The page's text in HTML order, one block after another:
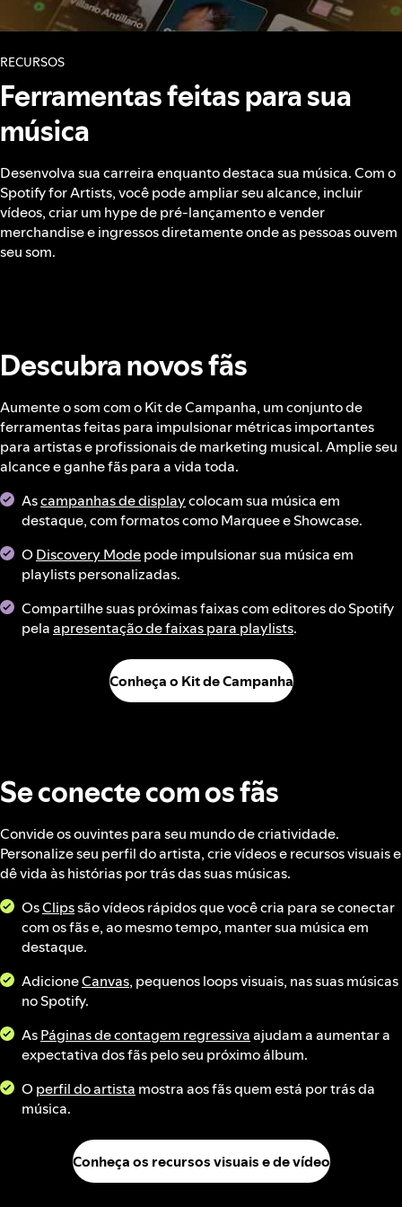
RECURSOS
Ferramentas feitas para sua
música
Desenvolva sua carreira enquanto destaca sua música. Com o
Spotify for Artists, você pode ampliar seu alcance, incluir
vídeos, criar um hype de pré‑lançamento e vender
merchandise e ingressos diretamente onde as pessoas ouvem
seu som.
Descubra novos fãs
Aumente o som com o Kit de Campanha, um conjunto de
ferramentas feitas para impulsionar métricas importantes
para artistas e profissionais de marketing musical. Amplie seu
alcance e ganhe fãs para a vida toda.
Ascampanhas de displaycolocam sua música em
destaque, com formatos como Marquee e Showcase.
ODiscovery Modepode impulsionar sua música em
playlists personalizadas.
Compartilhe suas próximas faixas com editores do Spotify
pelaapresentação de faixas para playlists.
Conheça o Kit de Campanha
Se conecte com os fãs
Convide os ouvintes para seu mundo de criatividade.
Personalize seu perfil do artista, crie vídeos e recursos visuais e
dê vida às histórias por trás das suas músicas.
OsClipssão vídeos rápidos que você cria para se conectar
com os fãs e, ao mesmo tempo, manter sua música em
destaque.
AdicioneCanvas, pequenos loops visuais, nas suas músicas
no Spotify.
AsPáginas de contagem regressivaajudam a aumentar a
expectativa dos fãs pelo seu próximo álbum.
Operfil do artista mostra aos fãs quem está por trás da
música.
Conheça os recursos visuais e de vídeo